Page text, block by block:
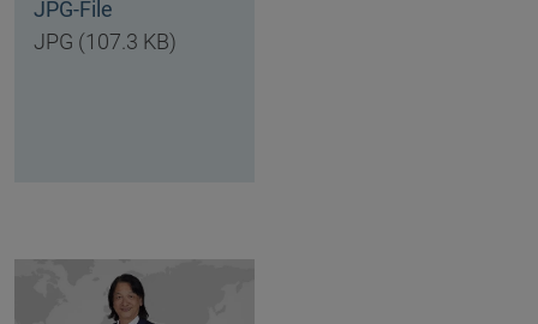
JPG-File
JPG (107.3 KB)